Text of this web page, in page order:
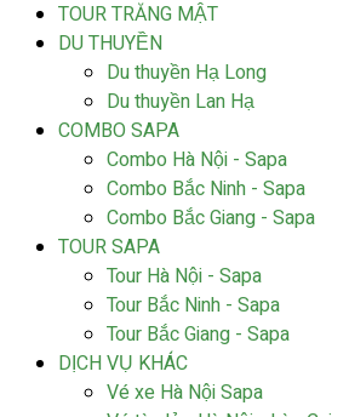
TOUR TRĂNG MẬT
DU THUYỀN
Du thuyền Hạ Long
Du thuyền Lan Hạ
COMBO SAPA
Combo Hà Nội - Sapa
Combo Bắc Ninh - Sapa
Combo Bắc Giang - Sapa
TOUR SAPA
Tour Hà Nội - Sapa
Tour Bắc Ninh - Sapa
Tour Bắc Giang - Sapa
DỊCH VỤ KHÁC
Vé xe Hà Nội Sapa